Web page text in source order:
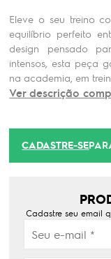
Eleve o seu treino
equilíbrio perfeito
design pensado
intensos, esta peça
na academia, em
Ver descrição
CADASTRE-SE
Cadastre seu email